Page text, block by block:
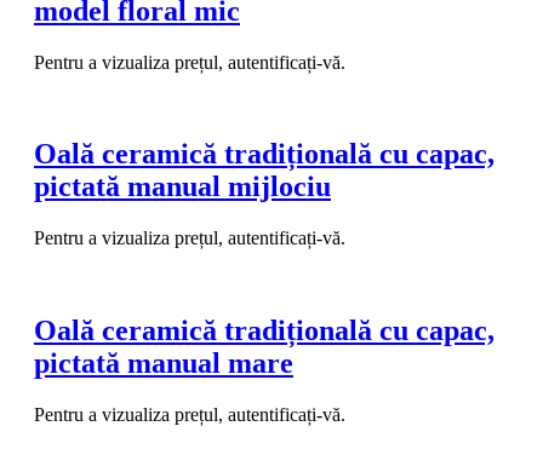
model floral mic
Pentru a vizualiza prețul, autentificați-vă.
Oală ceramică tradițională cu capac,
pictată manual mijlociu
Pentru a vizualiza prețul, autentificați-vă.
Oală ceramică tradițională cu capac,
pictată manual mare
Pentru a vizualiza prețul, autentificați-vă.